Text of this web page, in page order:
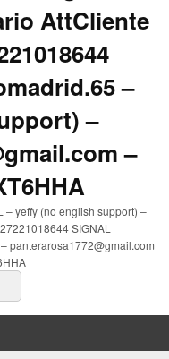
AttCliente
–
–
–
yeffy (no english support) –
SIGNAL
panterarosa1772@gmail.com